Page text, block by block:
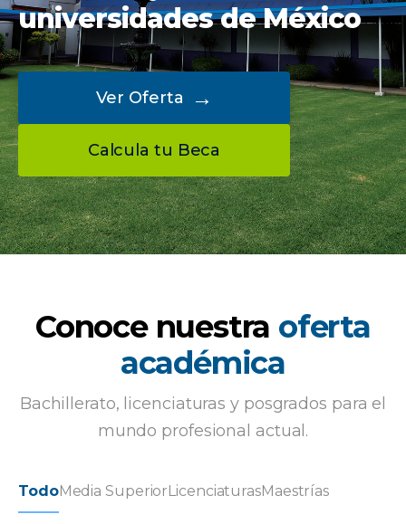
universidades de México
Ver Oferta →
Calcula tu Beca
Conoce nuestra oferta
académica
Bachillerato, licenciaturas y posgrados para el
mundo profesional actual.
TodoMedia SuperiorLicenciaturasMaestrías